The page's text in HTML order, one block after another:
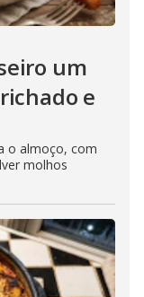
um
e
o almoço, com
molhos